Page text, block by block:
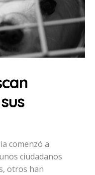
comenzó a
ciudadanos
otros han